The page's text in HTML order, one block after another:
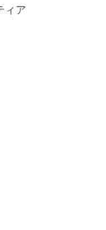
ィア